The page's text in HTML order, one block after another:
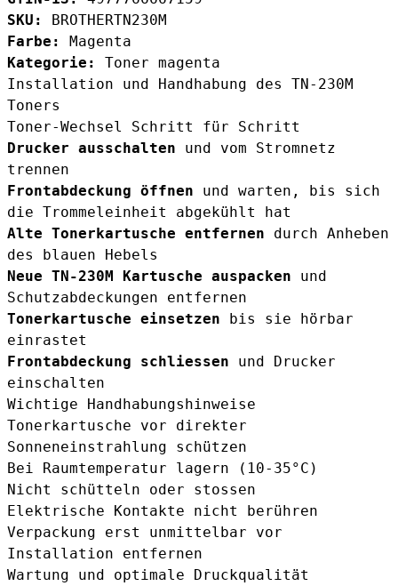
SKU:
BROTHERTN230M
Farbe:
Magenta
Kategorie:
Toner magenta
Installation und Handhabung des TN-230M
Toners
Toner-Wechsel Schritt für Schritt
Drucker ausschalten und vom Stromnetz
trennen
Frontabdeckung öffnen und warten, bis sich
die Trommeleinheit abgekühlt hat
Alte Tonerkartusche entfernen durch Anheben
des blauen Hebels
Neue TN-230M Kartusche auspacken und
Schutzabdeckungen entfernen
Tonerkartusche einsetzen bis sie hörbar
einrastet
Frontabdeckung schliessen und Drucker
einschalten
Wichtige Handhabungshinweise
Tonerkartusche vor direkter
Sonneneinstrahlung schützen
Bei Raumtemperatur lagern (10-35°C)
Nicht schütteln oder stossen
Elektrische Kontakte nicht berühren
Verpackung erst unmittelbar vor
Installation entfernen
Wartung und optimale Druckqualität